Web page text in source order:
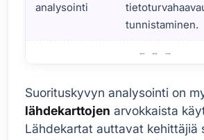
analysointi
tunnistaminen.
Suorituskyvyn analysointi on
lähdekarttojen arvokkaista
Lähdekartat auttavat kehittäjiä